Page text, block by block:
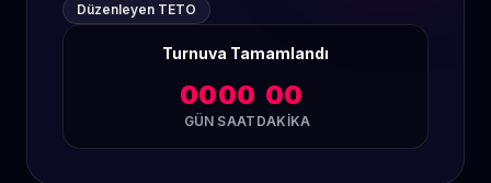
Düzenleyen TETO
Turnuva Tamamlandı
00
GÜN
00
SAAT
00
DAKIKA